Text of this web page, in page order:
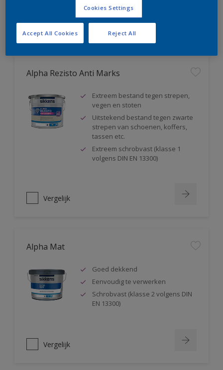
Vergelijk
Alpha Rezisto Anti Marks
Extreem bestand tegen strepen,
vegen en stoten
Uitstekend bestand tegen zwarte
strepen van schoenen, koffers,
tassen etc.
Extreem schrobvast (klasse 1
volgens DIN EN 13300)
Vergelijk
Alpha Mat
Goed dekkend
Eenvoudig te verwerken
Schrobvast (klasse 2 volgens DIN
EN 13300)
Vergelijk
Cookies Settings
Reject All
Accept All Cookies